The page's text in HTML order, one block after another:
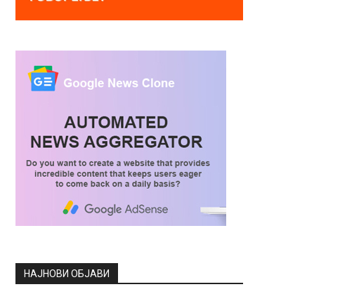
НАЈНОВИ ОБЈАВИ